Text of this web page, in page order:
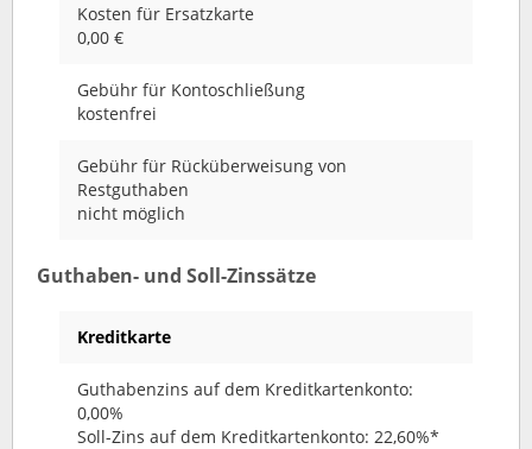
Kosten für Ersatzkarte
0,00 €
Gebühr für Kontoschließung
kostenfrei
Gebühr für Rücküberweisung von
Restguthaben
nicht möglich
Guthaben- und Soll-Zinssätze
Kreditkarte
Guthabenzins auf dem Kreditkartenkonto:
0,00%
Soll-Zins auf dem Kreditkartenkonto: 22,60%*